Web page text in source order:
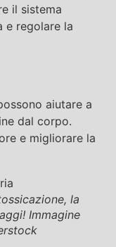
il sistema
e regolare la
aiutare a
dal corpo.
e migliorare la
la
Immagine